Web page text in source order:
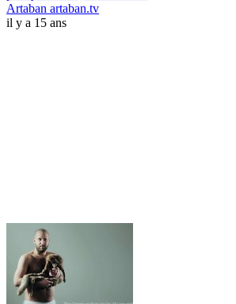
Artaban artaban.tv
il y a 15 ans